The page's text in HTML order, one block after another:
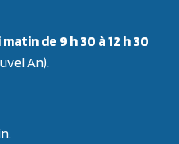
de 9 h 30 à 12 h 30
An).